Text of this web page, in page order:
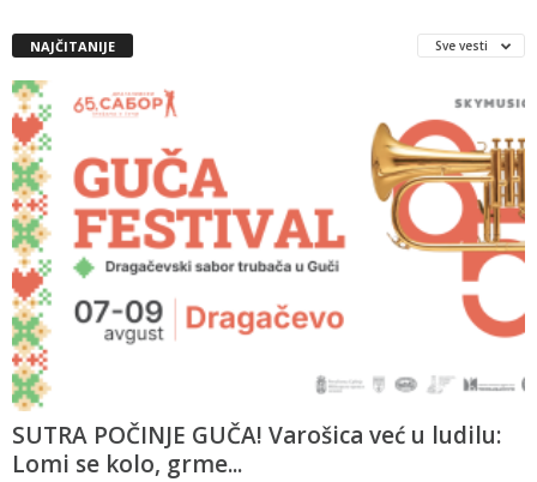
NAJČITANIJE Sve vesti
SUTRA POČINJE GUČA! Varošica već u ludilu:
Lomi se kolo, grme...